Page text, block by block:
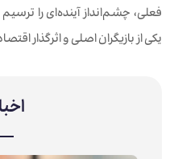
فعلی، چشم‌انداز آینده‌ای را
یکی از بازیگران اصلی و اثرگذار